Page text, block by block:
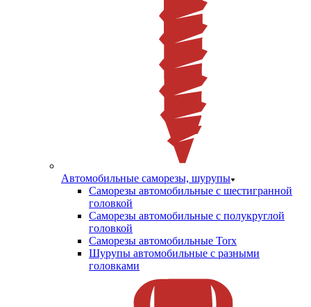
Автомобильные саморезы, шурупы
Саморезы автомобильные с шестигранной
головкой
Саморезы автомобильные с полукруглой
головкой
Саморезы автомобильные Torx
Шурупы автомобильные с разными
головками